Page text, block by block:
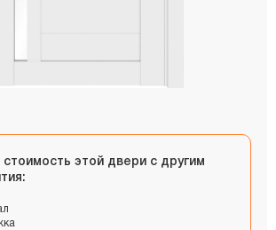
стоимость этой двери с другим